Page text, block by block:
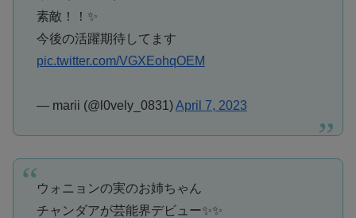
素敵！！✨
今後の活躍期待してます
pic.twitter.com/VGXEohqOEM
— marii (@l0vely_0831)April 7, 2023
ウォニョンの実のお姉ちゃん
チャンダアが芸能界デビュー✨✨